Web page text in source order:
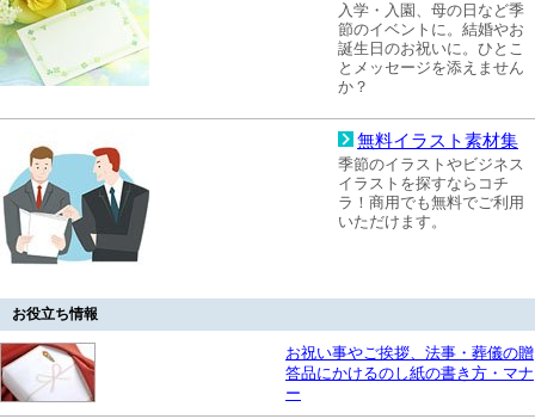
入学・入園、母の日など季
節のイベントに。結婚やお
誕生日のお祝いに。ひとこ
とメッセージを添えません
か？
無料イラスト素材集
季節のイラストやビジネス
イラストを探すならコチ
ラ！商用でも無料でご利用
いただけます。
お役立ち情報
お祝い事やご挨拶、法事・葬儀の贈
答品にかけるのし紙の書き方・マナ
ー